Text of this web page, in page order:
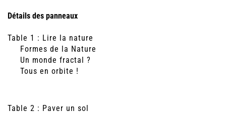
Détails des panneaux
Table 1 : Lire la nature
Formes de la Nature
Un monde fractal ?
Tous en orbite !
Table 2 : Paver un sol